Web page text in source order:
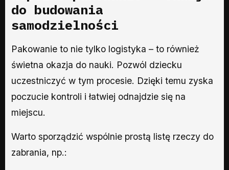
do budowania
samodzielności
Pakowanie to nie tylko logistyka – to również
świetna okazja do nauki. Pozwól dziecku
uczestniczyć w tym procesie. Dzięki temu zyska
poczucie kontroli i łatwiej odnajdzie się na
miejscu.
Warto sporządzić wspólnie prostą listę rzeczy do
zabrania, np.: